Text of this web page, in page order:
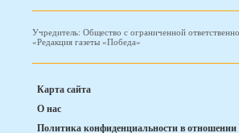
Учредитель: Общество с ограниченной
«Редакция газеты «Победа»
Карта сайта
О нас
Политика конфиденциальности в отношении